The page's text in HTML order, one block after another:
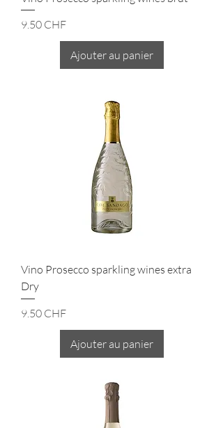
Prix
9.50 CHF
Ajouter au panier
Vino Prosecco sparkling wines extra
Dry
Prix
9.50 CHF
Ajouter au panier